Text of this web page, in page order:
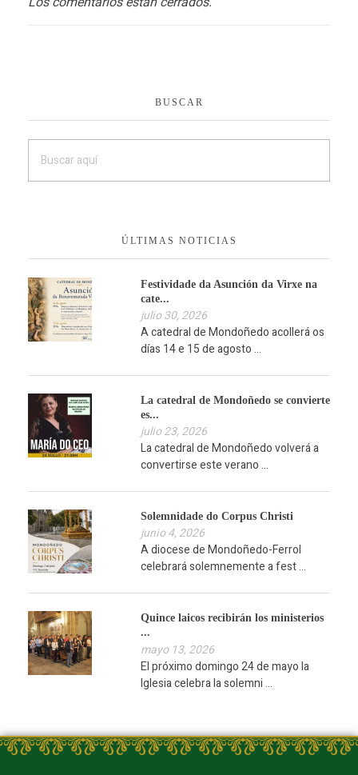
BUSCAR
ÚLTIMAS NOTICIAS
Festividade da Asunción da Virxe na
cate...
julio 30, 2026
A catedral de Mondoñedo acollerá os
días 14 e 15 de agosto ...
La catedral de Mondoñedo se convierte
es...
julio 23, 2026
La catedral de Mondoñedo volverá a
convertirse este verano ...
Solemnidade do Corpus Christi
junio 4, 2026
A diocese de Mondoñedo-Ferrol
celebrará solemnemente a fest ...
Quince laicos recibirán los ministerios
...
mayo 13, 2026
El próximo domingo 24 de mayo la
Iglesia celebra la solemni ...